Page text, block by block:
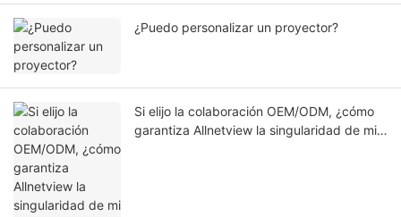
¿Puedo personalizar un proyector?
Si elijo la colaboración OEM/ODM, ¿cómo
garantiza Allnetview la singularidad de mi